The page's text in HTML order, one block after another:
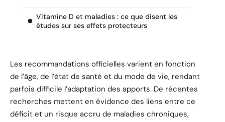
Vitamine D et maladies : ce que disent les
études sur ses effets protecteurs
Les recommandations officielles varient en fonction
de l’âge, de l’état de santé et du mode de vie, rendant
parfois difficile l’adaptation des apports. De récentes
recherches mettent en évidence des liens entre ce
déficit et un risque accru de maladies chroniques,